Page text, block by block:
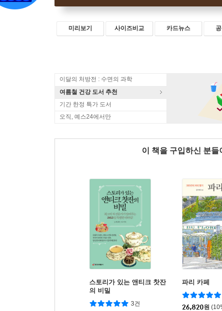
미리보기 사이즈비교 카드뉴스
이달의 처방전 : 수면의 과학
여름철 건강 도서 추천
기간 한정 특가 도서
오직, 예스24에서만
이 책을 구입하신 분
스토리가 있는 앤티크 찻잔
의 비밀
3건
파리 카페
26,820원